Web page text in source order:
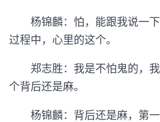
杨锦麟：怕，能跟我说一下
过程中，心里的这个。
郑志胜：我是不怕鬼的，我
个背后还是麻。
杨锦麟：背后还是麻，第一